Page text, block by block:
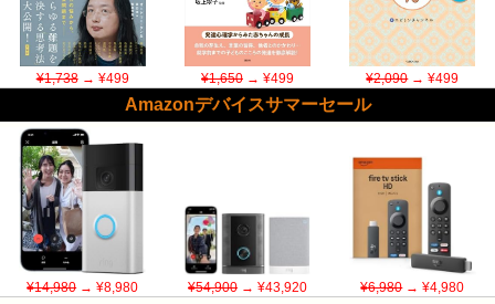
¥1,738→ ¥499 ¥1,650→ ¥499 ¥2,090→ ¥499
Amazonデバイスサマーセール
¥14,980→ ¥8,980 ¥54,900→ ¥43,920 ¥6,980→ ¥4,980